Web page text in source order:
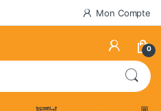
Mon Compte
0